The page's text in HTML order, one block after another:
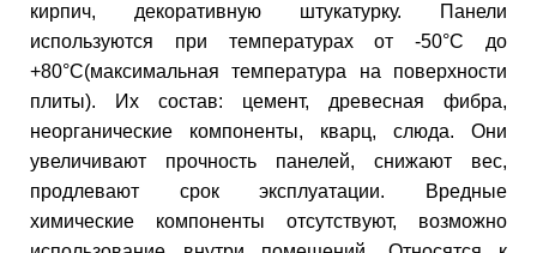
кирпич, декоративную штукатурку. Панели
используются при температурах от -50°С до
+80°С(максимальная температура на поверхности
плиты). Их состав: цемент, древесная фибра,
неорганические компоненты, кварц, слюда. Они
увеличивают прочность панелей, снижают вес,
продлевают срок эксплуатации. Вредные
химические компоненты отсутствуют, возможно